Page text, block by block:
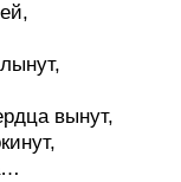
вынут,